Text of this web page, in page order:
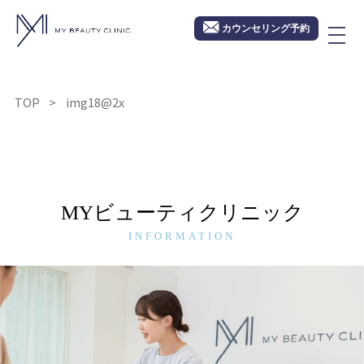
カウンセリング予約
TOP img18@2x
MYビューティクリニック
INFORMATION